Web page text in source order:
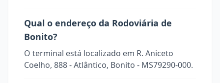
Qual o endereço da Rodoviária de
Bonito?
O terminal está localizado em R. Aniceto
Coelho, 888 - Atlântico, Bonito - MS79290-000.